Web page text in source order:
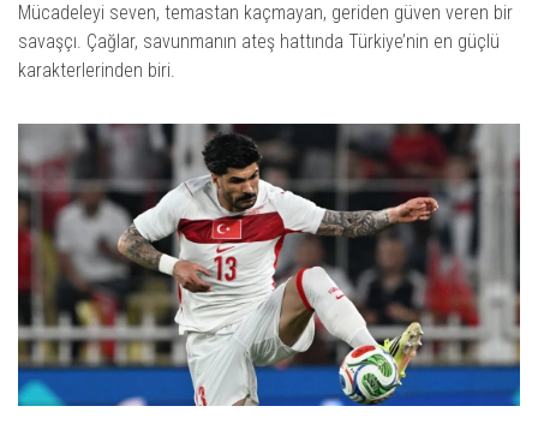
Mücadeleyi seven, temastan kaçmayan, geriden güven veren bir
savaşçı. Çağlar, savunmanın ateş hattında Türkiye’nin en güçlü
karakterlerinden biri.